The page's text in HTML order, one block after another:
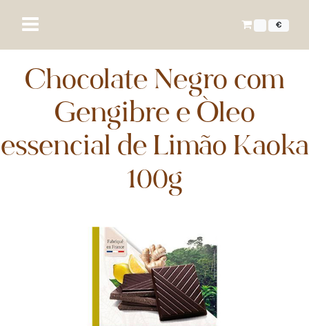
€
Chocolate Negro com
Gengibre e Óleo
essencial de Limão Kaoka
100g